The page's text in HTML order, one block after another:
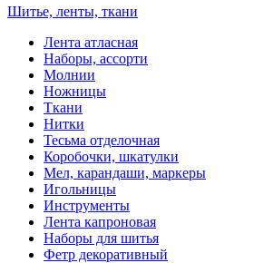
Шитье, ленты, ткани
Лента атласная
Наборы, ассорти
Молнии
Ножницы
Ткани
Нитки
Тесьма отделочная
Коробочки, шкатулки
Мел, карандаши, маркеры
Игольницы
Инструменты
Лента капроновая
Наборы для шитья
Фетр декоративный